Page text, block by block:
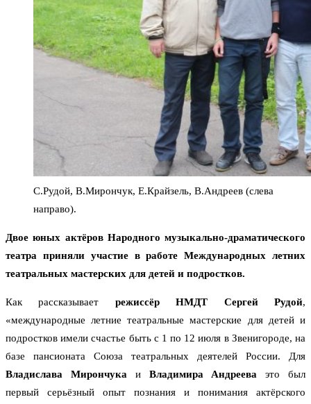
С.Рудой, В.Мирончук, Е.Крайзель, В.Андреев (слева
направо).
Двое юных актёров Народного музыкально-драматического
театра приняли участие в работе Международных летних
театральных мастерских для детей и подростков.
Как рассказывает режиссёр НМДТ Сергей Рудой,
«международные летние театральные мастерские для детей и
подростков имели счастье быть с 1 по 12 июля в Звенигороде, на
базе пансионата Союза театральных деятелей России. Для
Владислава Мирончукаи Владимира Андреева это был
первый серьёзный опыт познания и понимания актёрского